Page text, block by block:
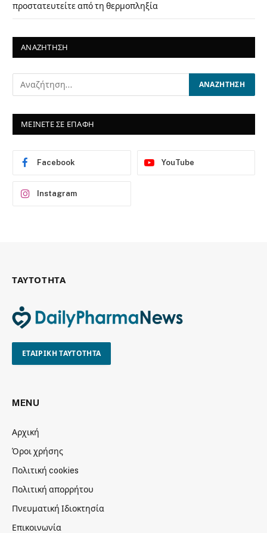
προστατευτείτε από τη θερμοπληξία
ΑΝΑΖΗΤΗΣΗ
ΜΕΙΝΕΤΕ ΣΕ ΕΠΑΦΗ
Facebook YouTube
Instagram
ΤΑΥΤΟΤΗΤΑ
ΕΤΑΙΡΙΚΗ ΤΑΥΤΟΤΗΤΑ
MENU
Αρχική
Όροι χρήσης
Πολιτική cookies
Πολιτική απορρήτου
Πνευματική Ιδιοκτησία
Επικοινωνία